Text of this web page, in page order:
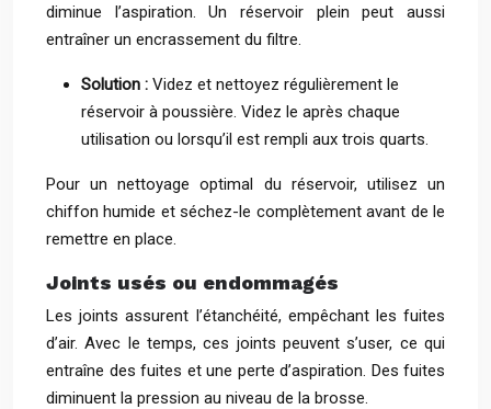
diminue l’aspiration. Un réservoir plein peut aussi
entraîner un encrassement du filtre.
Solution : Videz et nettoyez régulièrement le
réservoir à poussière. Videz le après chaque
utilisation ou lorsqu’il est rempli aux trois quarts.
Pour un nettoyage optimal du réservoir, utilisez un
chiffon humide et séchez-le complètement avant de le
remettre en place.
Joints usés ou endommagés
Les joints assurent l’étanchéité, empêchant les fuites
d’air. Avec le temps, ces joints peuvent s’user, ce qui
entraîne des fuites et une perte d’aspiration. Des fuites
diminuent la pression au niveau de la brosse.